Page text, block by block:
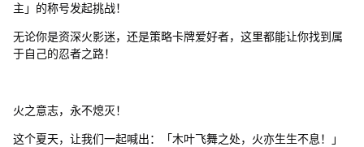
主」的称号发起挑战！
无论你是资深火影迷，还是策略卡牌爱好者，这里都能让你找到属
于自己的忍者之路！
火之意志，永不熄灭！
这个夏天，让我们一起喊出：「木叶飞舞之处，火亦生生不息！」